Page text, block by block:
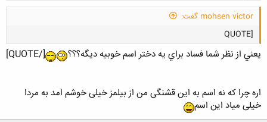
mohsen victor گفت:
[QUOTE
يعني از نظر شما فساد براي يه دختر اسم خوبيه ديگه؟؟؟ [/QUOTE]
اره چرا که نه اسم به این قشنگی من از بیلمز خیلی خوشم امد به مردا
خیلی میاد این اسم